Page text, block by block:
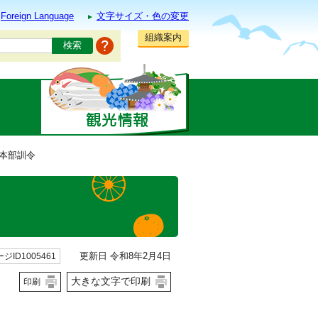
Foreign Language
文字サイズ・色の変更
組織案内
部訓令
ジID1005461 更新日 令和8年2月4日
印刷 大きな文字で印刷